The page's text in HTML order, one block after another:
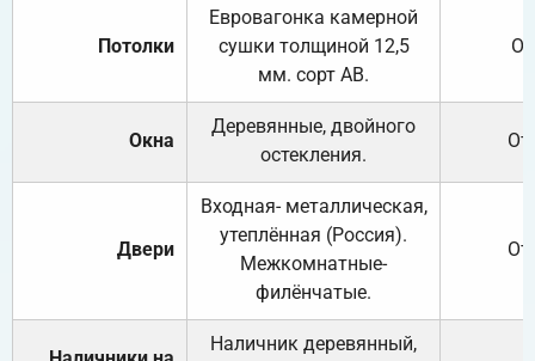
Потолки
Евровагонка камерной
сушки толщиной 12,5
мм. сорт АВ.
Окна
Деревянные, двойного
остекления.
Двери
Входная- металлическая,
утеплённая (Россия).
Межкомнатные-
филёнчатые.
Наличник деревянный,